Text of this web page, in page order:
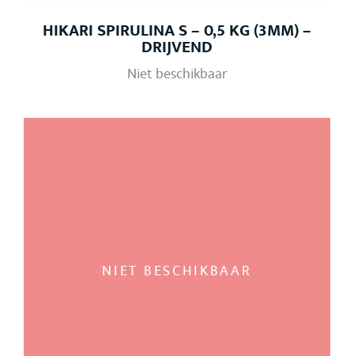
HIKARI SPIRULINA S – 0,5 KG (3MM) –
DRIJVEND
Niet beschikbaar
NIET BESCHIKBAAR